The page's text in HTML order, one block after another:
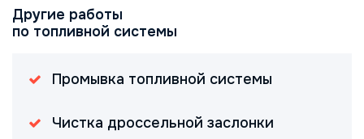
Другие работы
по топливной системы
Промывка топливной системы
Чистка дроссельной заслонки